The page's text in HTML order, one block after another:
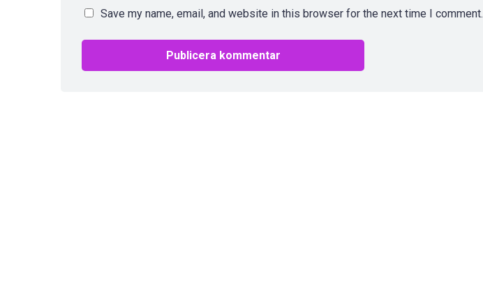
Save my name, email, and website in this browser for the next time I comment.